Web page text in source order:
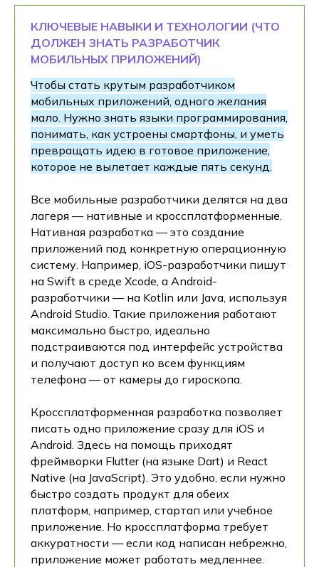
КЛЮЧЕВЫЕ НАВЫКИ И ТЕХНОЛОГИИ (ЧТО
ДОЛЖЕН ЗНАТЬ РАЗРАБОТЧИК
МОБИЛЬНЫХ ПРИЛОЖЕНИЙ)
Чтобы стать крутым разработчиком
мобильных приложений, одного желания
мало. Нужно знать языки программирования,
понимать, как устроены смартфоны, и уметь
превращать идею в готовое приложение,
которое не вылетает каждые пять секунд.
Все мобильные разработчики делятся на два
лагеря — нативные и кроссплатформенные.
Нативная разработка — это создание
приложений под конкретную операционную
систему. Например, iOS-разработчики пишут
на Swift в среде Xcode, а Android-
разработчики — на Kotlin или Java, используя
Android Studio. Такие приложения работают
максимально быстро, идеально
подстраиваются под интерфейс устройства
и получают доступ ко всем функциям
телефона — от камеры до гироскопа.
Кроссплатформенная разработка позволяет
писать одно приложение сразу для iOS и
Android. Здесь на помощь приходят
фреймворки Flutter (на языке Dart) и React
Native (на JavaScript). Это удобно, если нужно
быстро создать продукт для обеих
платформ, например, стартап или учебное
приложение. Но кроссплатформа требует
аккуратности — если код написан небрежно,
приложение может работать медленнее.